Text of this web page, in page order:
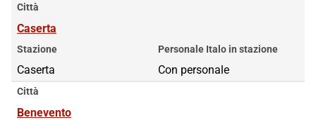
Città
Caserta
Stazione
Caserta
Personale Italo in stazione
Con personale
Città
Benevento